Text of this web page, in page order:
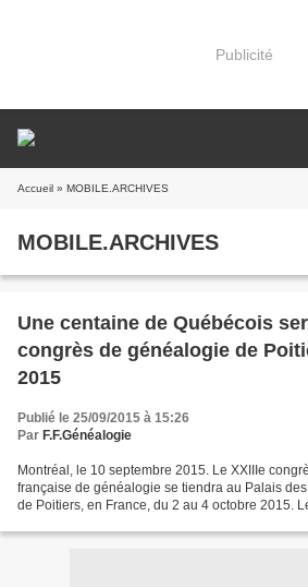
Publicité
Accueil » MOBILE.ARCHIVES
MOBILE.ARCHIVES
Une centaine de Québécois
congrès de généalogie de
2015
Publié le 25/09/2015 à 15:26
Par F.F.Généalogie
Montréal, le 10 septembre 2015. Le XXIIIe
française de généalogie se tiendra au Palais
de Poitiers, en France, du 2 au 4 octobre 2015.